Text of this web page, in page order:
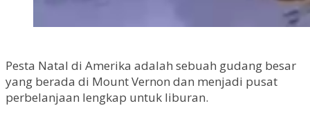
Pesta Natal di Amerika adalah sebuah gudang besar
yang berada di Mount Vernon dan menjadi pusat
perbelanjaan lengkap untuk liburan.